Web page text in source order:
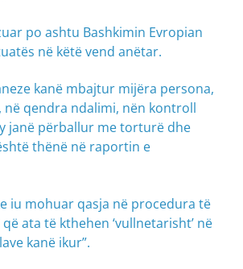
po ashtu Bashkimin Evropian
në këtë vend anëtar.
kanë mbajtur mijëra persona,
në qendra ndalimi, nën kontroll
janë përballur me torturë dhe
thënë në raportin e
iu mohuar qasja në procedura të
ata të kthehen ‘vullnetarisht’ në
kanë ikur”.